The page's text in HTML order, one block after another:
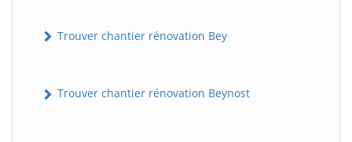
Trouver chantier rénovation Bey
Trouver chantier rénovation Beynost